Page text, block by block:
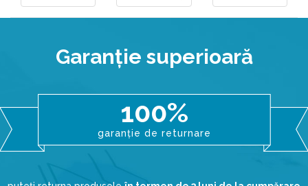
Garanţie superioară
100%
garanție de returnare